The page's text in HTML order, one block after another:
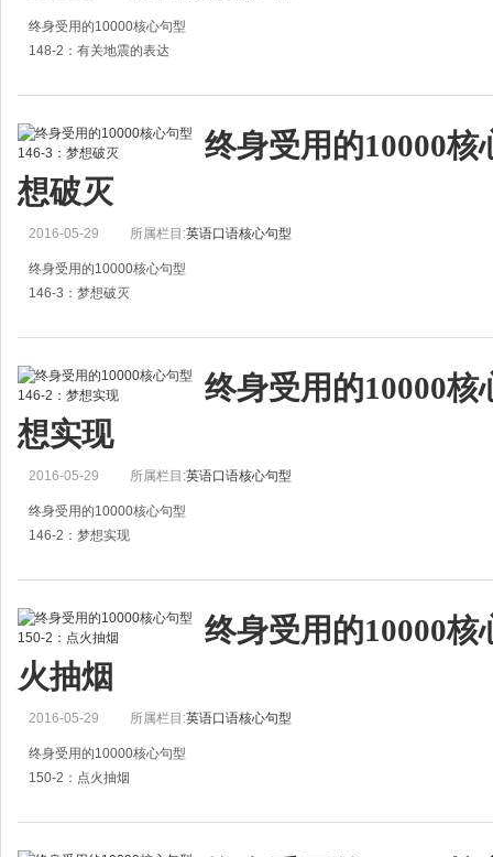
终身受用的10000核心句型
148-2：有关地震的表达
大地震（对人类）是异常的灾祸。
2.An earthquake struck the country.
地震袭击该国。
终身受用的10000核
想破灭
2016-05-29 所属栏目:英语口语核心句型
终身受用的10000核心句型
146-3：梦想破灭
他们的梦想均未实现。
2.Our dreams were dashed.
我们的梦想破灭了。
终身受用的10000核
想实现
2016-05-29 所属栏目:英语口语核心句型
终身受用的10000核心句型
146-2：梦想实现
我想不到会这么成功。
2.His dream has become a reality.
他的梦想已成为现实。
终身受用的10000核
火抽烟
2016-05-29 所属栏目:英语口语核心句型
终身受用的10000核心句型
150-2：点火抽烟
请给我一些香烟。